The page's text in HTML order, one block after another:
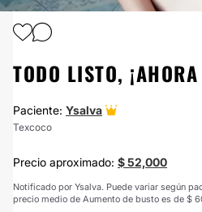
TODO LISTO,
Paciente: Ysalva
Texcoco
Precio aproximado: $ 52,000
Notificado por Ysalva. Puede variar según
precio medio de Aumento de busto es de $